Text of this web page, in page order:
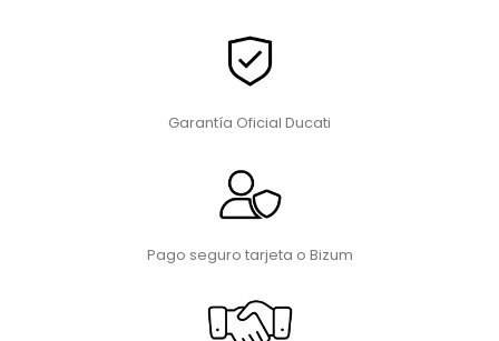
Garantía Oficial Ducati
Pago seguro tarjeta o Bizum